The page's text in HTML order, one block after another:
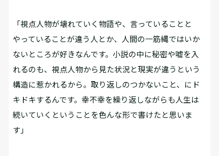
「視点人物が壊れていく物語や、言っていることと
やっていることが違う人とか、人間の一筋縄ではいか
ないところが好きなんです。小説の中に秘密や嘘を入
れるのも、視点人物から見た状況と現実が違うという
構造に惹かれるから。取り返しのつかないこと、にド
キドキするんです。幸不幸を繰り返しながらも人生は
続いていくということを色んな形で書けたと思いま
す」